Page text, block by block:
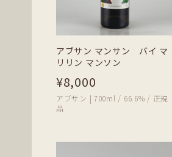
アブサン マンサン バイ マ
リリン マンソン
¥8,000
アブサン | 700ml / 66.6% / 正規
品